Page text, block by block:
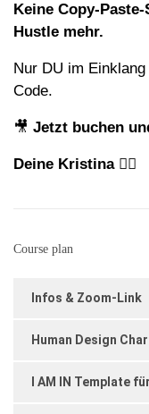
Keine Copy-
Hustle mehr.
Nur DU im
Code.
🎥 Jetzt buchen
Deine Kristina❤️‍🔥
Course plan
Infos & Zoom-Link
Human Design
I AM IN Template